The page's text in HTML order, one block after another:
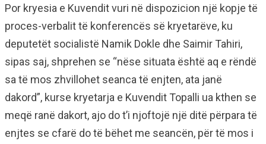
Por kryesia e Kuvendit vuri në dispozicion një kopje të
proces-verbalit të konferencës së kryetarëve, ku
deputetët socialistë Namik Dokle dhe Saimir Tahiri,
sipas saj, shprehen se “nëse situata është aq e rëndë
sa të mos zhvillohet seanca të enjten, ata janë
dakord”, kurse kryetarja e Kuvendit Topalli ua kthen se
meqë ranë dakort, ajo do t’i njoftojë një ditë përpara të
enjtes se cfarë do të bëhet me seancën, për të mos i